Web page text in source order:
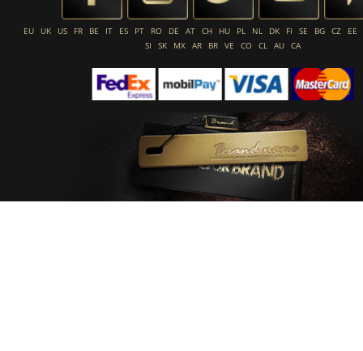
EU UK US FR BE IT ES PT RO DE AT CH HU PL NL DK FI SE BG CZ
EE
SI
SK MX AR BR VE CO CL AU CA